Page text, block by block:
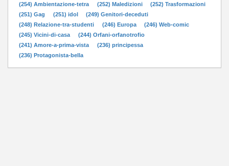
(254) Ambientazione-tetra
(252) Maledizioni
(252) Trasformazioni
(251) Gag
(251) idol
(249) Genitori-deceduti
(248) Relazione-tra-studenti
(246) Europa
(246) Web-comic
(245) Vicini-di-casa
(244) Orfani-orfanotrofio
(241) Amore-a-prima-vista
(236) principessa
(236) Protagonista-bella